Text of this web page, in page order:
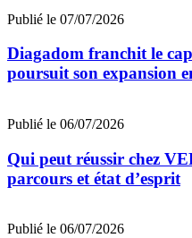
Publié le 07/07/2026
Diagadom franchit le
poursuit son expansion
Publié le 06/07/2026
Qui peut réussir chez
parcours et état d’esprit
Publié le 06/07/2026